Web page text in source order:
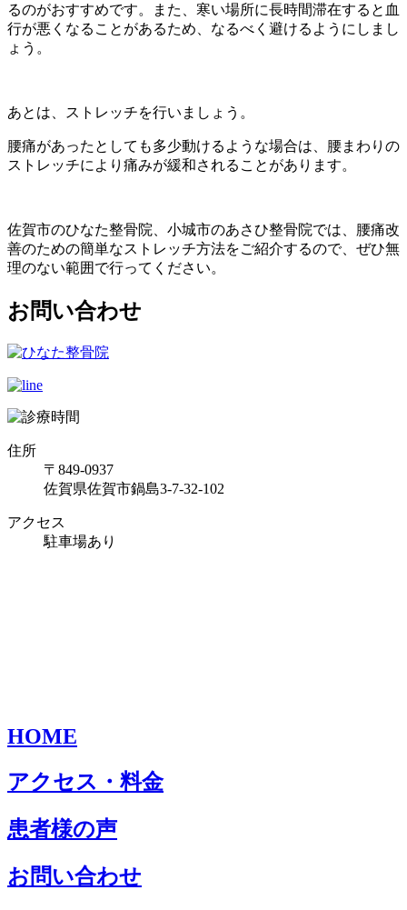
るのがおすすめです。また、寒い場所に長時間滞在すると血
行が悪くなることがあるため、なるべく避けるようにしまし
ょう。
あとは、ストレッチを行いましょう。
腰痛があったとしても多少動けるような場合は、腰まわりの
ストレッチにより痛みが緩和されることがあります。
佐賀市のひなた整骨院、小城市のあさひ整骨院では、腰痛改
善のための簡単なストレッチ方法をご紹介するので、ぜひ無
理のない範囲で行ってください。
お問い合わせ
住所
〒849-0937
佐賀県佐賀市鍋島3-7-32-102
アクセス
駐車場あり
HOME
アクセス・料金
患者様の声
お問い合わせ